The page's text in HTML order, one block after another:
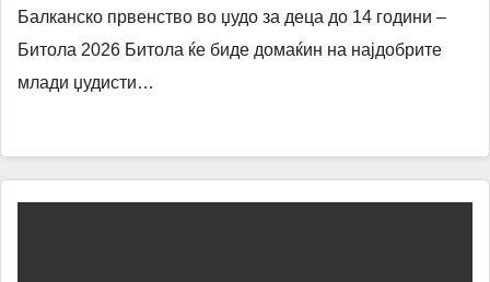
Балканско првенство во џудо за деца до 14 години –
Битола 2026 Битола ќе биде домаќин на најдобрите
млади џудисти…